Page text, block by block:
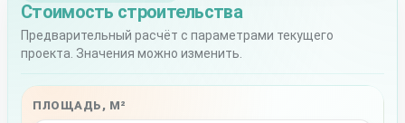
Стоимость строительства
Предварительный расчёт с параметрами текущего
проекта. Значения можно изменить.
ПЛОЩАДЬ, М²